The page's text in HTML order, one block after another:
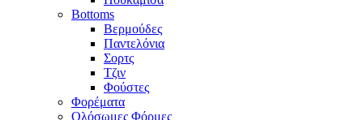
Bottoms
Βερμούδες
Παντελόνια
Σορτς
Τζιν
Φούστες
Φορέματα
Ολόσωμες Φόρμες